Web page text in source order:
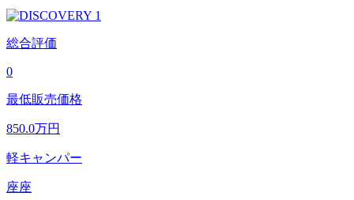
総合評価
0
最低販売価格
850.0万円
軽キャンパー
座座